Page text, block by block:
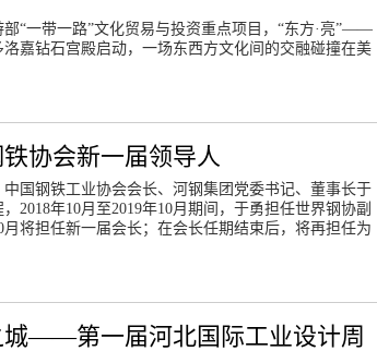
部“一带一路”文化贸易与投资重点项目，“东方·亮”——
嘉钻石宫殿启动，一场东西方文化间的交融碰撞在美
协会新一届领导人
国钢铁工业协会会长、河钢集团党委书记、董事长于
2018年10月至2019年10月期间，于勇担任世界钢协副
将担任新一届会长；在会长任期结束后，将再担任为
——第一届河北国际工业设计周